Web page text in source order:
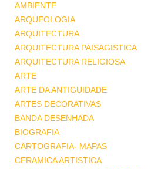
AMBIENTE
ARQUEOLOGIA
ARQUITECTURA
ARQUITECTURA PAISAGISTICA
ARQUITECTURA RELIGIOSA
ARTE
ARTE DA ANTIGUIDADE
ARTES DECORATIVAS
BANDA DESENHADA
BIOGRAFIA
CARTOGRAFIA- MAPAS
CERAMICA ARTISTICA